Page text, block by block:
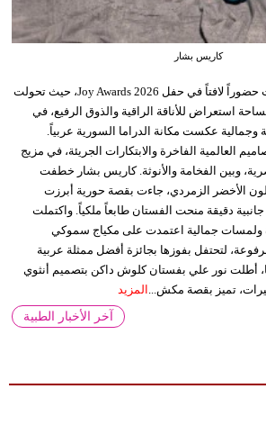
كاريس بشار
سجّلت النجمات السوريات حضوراً لافتاً في حفل Joy Awards 2026، حيث تحولت
استعراض للأناقة الراقية والذوق الرفيع، في
عكست مكانة الدراما السورية عربياً.
العالمية الفاخرة والابتكارات الجريئة، في مزيج
وبين الفخامة والأنوثة. كاريس بشار خطفت
الأخضر الزمردي، جاءت بقصة حورية أبرزت
دقيقة منحت الفستان طابعاً ملكياً. واكتملت
ولمسات جمالية اعتمدت على مكياج سموكي
لتحتفل بفوزها بجائزة أفضل ممثلة عربية
أطلت نور علي بفستان كلوش داكن بتصميم أنثوي
تميز بقصة مكش...
المزيد
آخر الأخبار الطبية